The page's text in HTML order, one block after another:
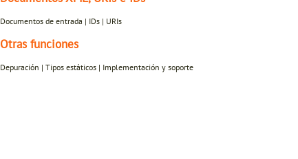
Documentos de entrada | IDs | URIs
Otras funciones
Depuración | Tipos estáticos | Implementación y soporte